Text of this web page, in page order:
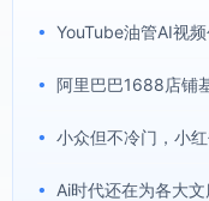
•
•
•
•